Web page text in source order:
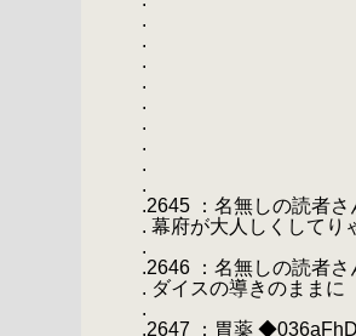
.
.
.
.
.
.
.
.
.
.2645 ：名無しの読者
. 幕府が大人しくしてり
.
.2646 ：名無しの読者
. ダイスの導きのままに
.
.2647 ：胃薬